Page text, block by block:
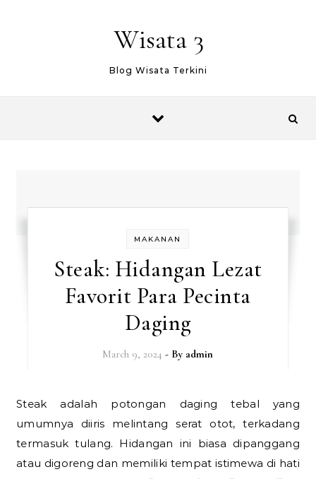
Wisata 3
Blog Wisata Terkini
MAKANAN
Steak: Hidangan Lezat
Favorit Para Pecinta
Daging
March 9, 2024 - By admin
Steak adalah potongan daging tebal yang
umumnya diiris melintang serat otot, terkadang
termasuk tulang. Hidangan ini biasa dipanggang
atau digoreng dan memiliki tempat istimewa di hati